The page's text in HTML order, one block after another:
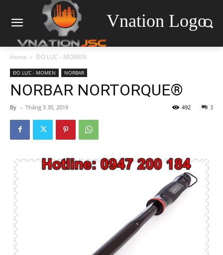
Vnation Logo
Home ĐO LỰC - MOMEN
ĐO LỰC - MOMEN NORBAR
NORBAR NORTORQUE®
By - Tháng 3 30, 2019 3
492